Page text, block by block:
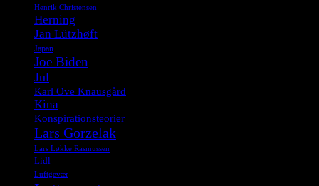
Henrik Christensen
Herning
Jan Lützhøft
Japan
Joe Biden
Jul
Karl Ove Knausgård
Kina
Konspirationsteorier
Lars Gorzelak
Lars Løkke Rasmussen
Lidl
Luftgevær